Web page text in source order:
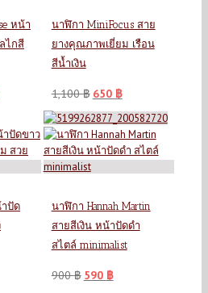
หน้า
ไกสี
นาฬิกา MiniFocus สาย
ยางคุณภาพเยี่ยม เรือน
สีน้ำเงิน
1,100฿ 650 ฿
ปัด
นาฬิกา Hannah Martin
สายสีเงิน หน้าปัดดำ
สไตล์ minimalist
900฿ 590 ฿